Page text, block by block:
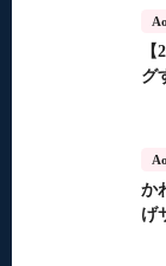
グ
か
げ